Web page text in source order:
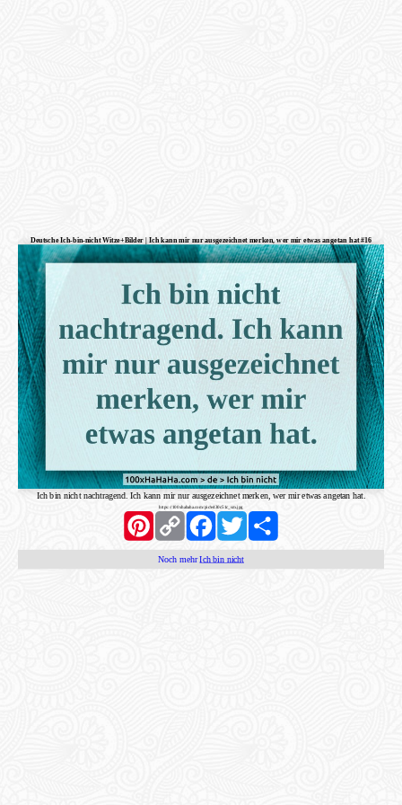
Deutsche Ich-bin-nicht Witze+Bilder | Ich kann mir nur ausgezeichnet merken, wer mir etwas angetan hat #16
Ich bin nicht nachtragend. Ich kann mir nur ausgezeichnet merken, wer mir etwas angetan hat.
https://100xhahaha.com/pic!e430c51c_sm.jpg
PinterestCopy
Link
FacebookTwitter Share
Noch mehrIch bin nicht